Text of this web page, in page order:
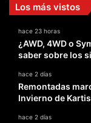
Los más vistos
hace 23 horas
¿AWD, 4WD o
saber sobre los
hace 2 días
Remontadas
Invierno de
hace 2 días